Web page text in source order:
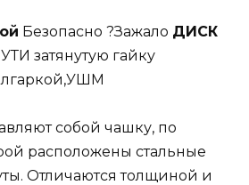
Безопасно ?Зажало ДИСК
затянутую гайку
собой чашку, по
расположены стальные
Отличаются толщиной и